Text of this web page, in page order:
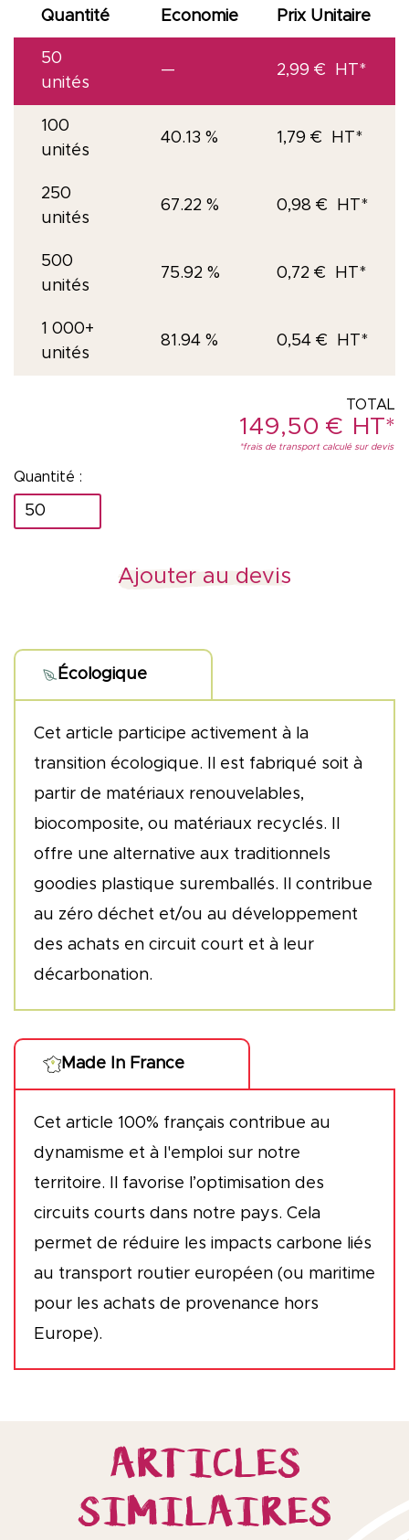
Quantité Economie Prix Unitaire
50
unités
— 2,99 €
100
unités
40.13 % 1,79 €
250
unités
67.22 % 0,98 €
500
unités
75.92 % 0,72 €
1 000+
unités
81.94 % 0,54 €
149,50€
quantité
A7
Ajouter au devis
Écologique
Cet article participe activement à la
transition écologique. Il est fabriqué soit à
partir de matériaux renouvelables,
biocomposite, ou matériaux recyclés. Il
offre une alternative aux traditionnels
goodies plastique suremballés. Il contribue
au zéro déchet et/ou au développement
des achats en circuit court et à leur
décarbonation.
Made In France
Cet article 100% français contribue au
dynamisme et à l'emploi sur notre
territoire. Il favorise l’optimisation des
circuits courts dans notre pays. Cela
permet de réduire les impacts carbone liés
au transport routier européen (ou maritime
pour les achats de provenance hors
Europe).
ARTICLES
SIMILAIRES